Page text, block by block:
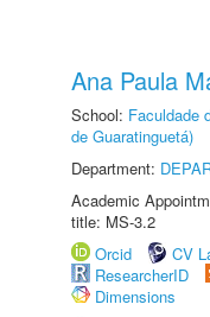
Ana Paula
School: Faculdade
de Guaratinguetá)
Department:
Academic
title: MS-3.2
Orcid
CV
ResearcherID
Dimensions